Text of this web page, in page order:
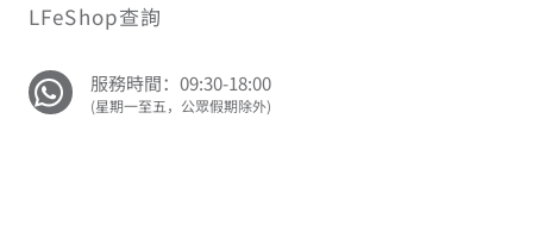
LFeShop查詢
服務時間：09:30-18:00
(星期一至五，公眾假期除外)